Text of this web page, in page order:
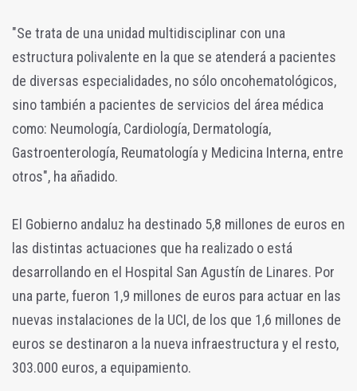
"Se trata de una unidad multidisciplinar con una
estructura polivalente en la que se atenderá a pacientes
de diversas especialidades, no sólo oncohematológicos,
sino también a pacientes de servicios del área médica
como: Neumología, Cardiología, Dermatología,
Gastroenterología, Reumatología y Medicina Interna, entre
otros", ha añadido.
El Gobierno andaluz ha destinado 5,8 millones de euros en
las distintas actuaciones que ha realizado o está
desarrollando en el Hospital San Agustín de Linares. Por
una parte, fueron 1,9 millones de euros para actuar en las
nuevas instalaciones de la UCI, de los que 1,6 millones de
euros se destinaron a la nueva infraestructura y el resto,
303.000 euros, a equipamiento.